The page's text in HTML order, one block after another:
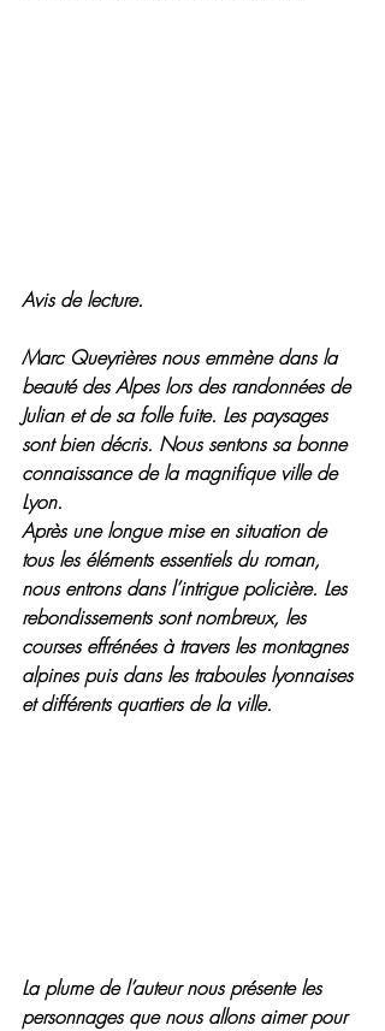
Avis de lecture.
Marc Queyrières nous emmène dans la
beauté des Alpes lors des randonnées de
Julian et de sa folle fuite. Les paysages
sont bien décris. Nous sentons sa bonne
connaissance de la magnifique ville de
Lyon.
Après une longue mise en situation de
tous les éléments essentiels du roman,
nous entrons dans l’intrigue policière. Les
rebondissements sont nombreux, les
courses effrénées à travers les montagnes
alpines puis dans les traboules lyonnaises
et différents quartiers de la ville.
La plume de l’auteur nous présente les
personnages que nous allons aimer pour